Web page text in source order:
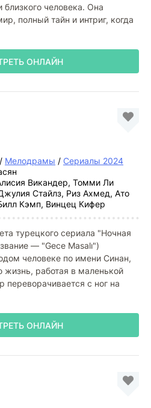
близкого человека. Она
полный тайн и интриг, когда
ОНЛАЙН
/ Мелодрамы / Сериалы 2024
Викандер, Томми Ли
Стайлз, Риз Ахмед, Ато
Кэмп, Винцец Кифер
турецкого сериала "Ночная
— "Gece Masalı")
человеке по имени Синан,
жизнь, работая в маленькой
с ног на
ОНЛАЙН